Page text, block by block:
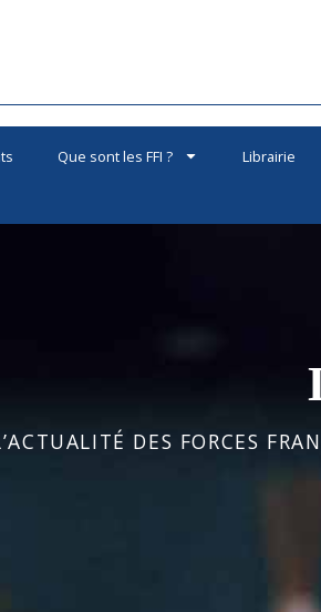
Que sont les FFI ? Librairie
DES FORCES